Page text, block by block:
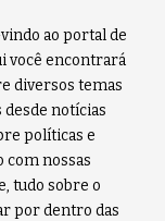
ao portal de
você encontrará
diversos temas
notícias
políticas e
com nossas
tudo sobre o
por dentro das